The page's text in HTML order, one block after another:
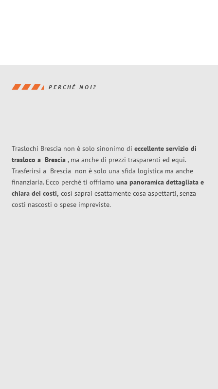
PERCHÉ NOI?
Traslochi Brescia non è solo sinonimo di eccellente servizio di
trasloco a Brescia , ma anche di prezzi trasparenti ed equi.
Trasferirsi a Brescia non è solo una sfida logistica ma anche
finanziaria. Ecco perché ti offriamo una panoramica dettagliata e
chiara dei costi, così saprai esattamente cosa aspettarti, senza
costi nascosti o spese impreviste.